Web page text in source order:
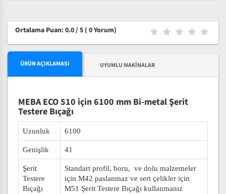
Ortalama Puan: 0.0 / 5 ( 0 Yorum)
ÜRÜN AÇIKLAMASI UYUMLU MAKINALAR
MEBA ECO 510 için 6100 mm Bi-metal Şerit
Testere Bıçağı
Uzunluk 6100
Genişlik 41
Şerit
Testere
Bıçağı
Standart profil, boru, ve dolu malzemeler
için M42 paslanmaz ve sert çelikler için
M51 Şerit Testere Bıçağı kullanmanız